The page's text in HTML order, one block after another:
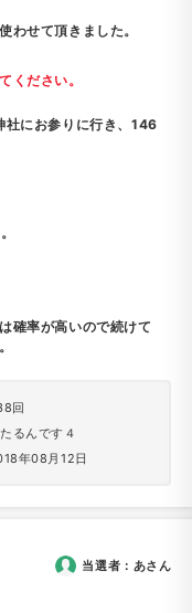
わせて頂きました。
ください。
社にお参りに行き、146
確率が高いので続けて
回
るんです４
年08月12日
当選者： あさん